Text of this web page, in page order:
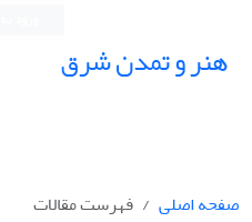
هنر و تمدن شرق
صفحه اصلی
فهرست مقالات